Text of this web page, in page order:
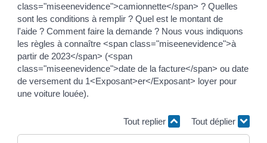
class="miseenevidence">camionnette</span> ? Quelles
sont les conditions à remplir ? Quel est le montant de
l'aide ? Comment faire la demande ? Nous vous indiquons
les règles à connaître <span class="miseenevidence">à
partir de 2023</span> (<span
class="miseenevidence">date de la facture</span> ou date
de versement du 1<Exposant>er</Exposant> loyer pour
une voiture louée).
Tout replier Tout déplier